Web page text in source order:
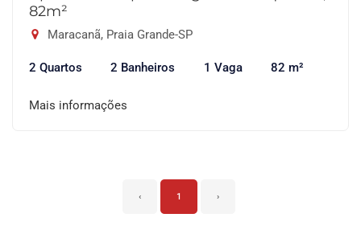
82m²
Maracanã, Praia Grande-SP
2 Quartos 2 Banheiros 1 Vaga 82 m²
Mais informações
‹ 1 ›